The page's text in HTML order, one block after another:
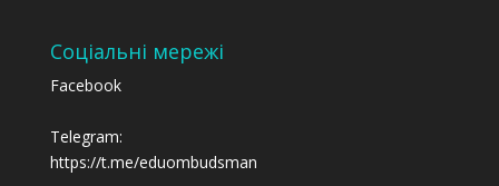
Соціальні мережі
Facebook
Telegram:
https://t.me/eduombudsman